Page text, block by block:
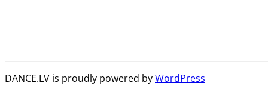
DANCE.LV is proudly powered byWordPress